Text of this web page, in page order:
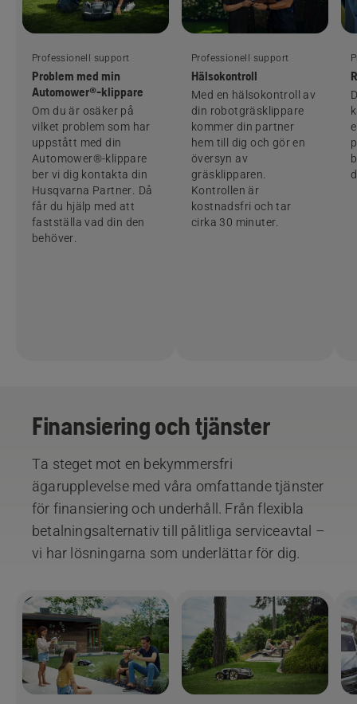
Professionell support
Problem med min
Automower®-klippare
Om du är osäker på
vilket problem som har
uppstått med din
Automower®-klippare
ber vi dig kontakta din
Husqvarna Partner. Då
får du hjälp med att
fastställa vad din den
behöver.
Professionell support
Hälsokontroll
Med en hälsokontroll av
din robotgräsklippare
kommer din partner
hem till dig och gör en
översyn av
gräsklipparen.
Kontrollen är
kostnadsfri och tar
cirka 30 minuter.
Finansiering och tjänster
Ta steget mot en bekymmersfri
ägarupplevelse med våra omfattande tjänster
för finansiering och underhåll. Från flexibla
betalningsalternativ till pålitliga serviceavtal –
vi har lösningarna som underlättar för dig.